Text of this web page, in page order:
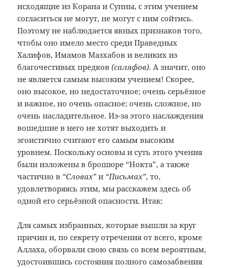
исходящие из Корана и Сунны, с этим учением
согласиться не могут, не могут с ним сойтись.
Поэтому не наблюдается явных признаков того,
чтобы оно имело место среди Праведных
Халифов, Имамов Мазхабов и великих из
благочестивых предков(саляфов). А значит, оно
не является самым высоким учением! Скорее,
оно высокое, но недостаточное; очень серьёзное
и важное, но очень опасное; очень сложное, но
очень насладительное. Из-за этого наслаждения
вошедшие в него не хотят выходить и
эгоистично считают его самым высоким
уровнем. Поскольку основы и суть этого учения
были изложены в брошюре “Нокта”, а также
частично в “Словах” и “Письмах”, то,
удовлетворяясь этим, мы расскажем здесь об
одной его серьёзной опасности. Итак:
Для самых избранных, которые вышли за круг
причин и, по секрету отречения от всего, кроме
Аллаха, оборвали свою связь со всем вероятным,
удостоившись состояния полного самозабвения